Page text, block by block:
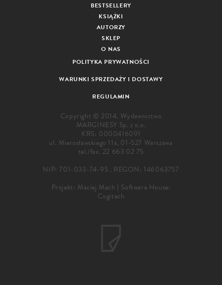
BESTSELLERY
KSIĄŻKI
AUTORZY
SKLEP
O NAS
POLITYKA PRYWATNOŚCI
WARUNKI SPRZEDAŻY I DOSTAWY
REGULAMIN
Copyright © 2014. Wydawnictwo
MARGINESY Sp. z o.o.
KRS: 0000416091
ul. Mierosławskiego 11a, 01-527 Warszawa
tel./fax. 22 663 02 75
NIP: 701-033-74-95 , REGON: 146063757
Projekt: Maciej Mach | Software House:
Cogitech